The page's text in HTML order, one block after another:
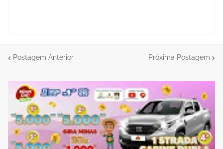
Postagem Anterior Próxima Postagem